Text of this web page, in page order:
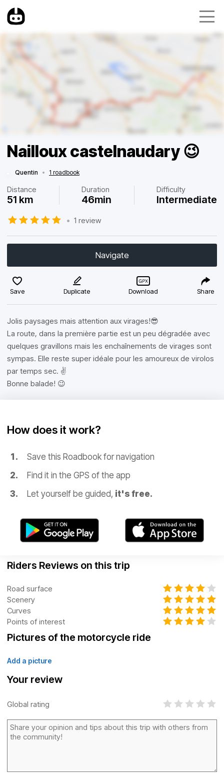
Nailloux castelnaudary 😉
Quentin • 1 roadbook
Distance
51 km
Duration
46min
Difficulty
Intermediate
• 1 review
Navigate
Save Duplicate Download Share
Jolis paysages mais attention aux virages!😎
La route, dans la première partie est un peu dégradée avec
quelques gravillons mais les enchaînements de virages sont
sympas. Elle reste super idéale pour les amoureux de virolos
par temps sec. ✌️
Bonne balade! 😉
How does it work?
Save this Roadbook for navigation
Find it in the GPS of the app
Let yourself be guided, it's free.
Riders Reviews on this trip
Road surface
Scenery
Curves
Points of interest
Pictures of the motorcycle ride
Add a picture
Your review
Global rating